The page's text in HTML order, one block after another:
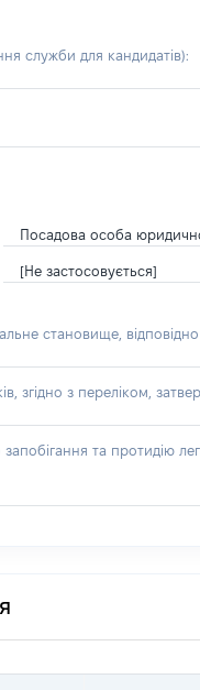
служби для кандидатів):
Посадова особа
[Не застосовується]
становище,
з переліком,
та протидію